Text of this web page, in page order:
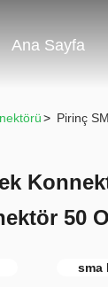
Ana Sayfa
> Pirinç
50
sma